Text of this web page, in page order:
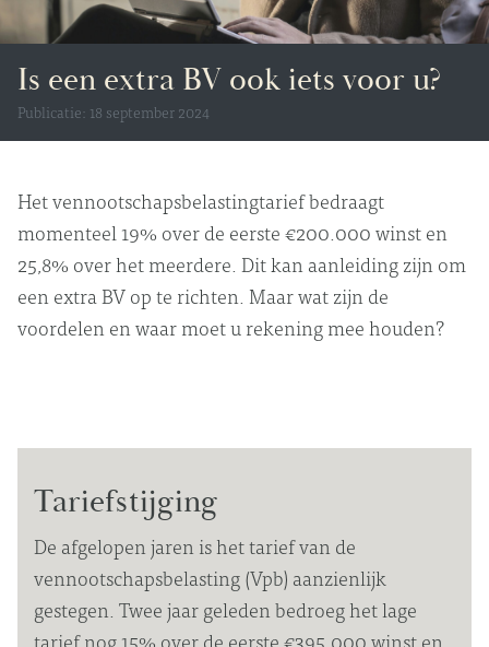
Is een extra BV ook iets voor u?
Publicatie: 18 september 2024
Het vennootschapsbelastingtarief bedraagt
momenteel 19% over de eerste €200.000 winst en
25,8% over het meerdere. Dit kan aanleiding zijn om
een extra BV op te richten. Maar wat zijn de
voordelen en waar moet u rekening mee houden?
Tariefstijging
De afgelopen jaren is het tarief van de
vennootschapsbelasting (Vpb) aanzienlijk
gestegen. Twee jaar geleden bedroeg het lage